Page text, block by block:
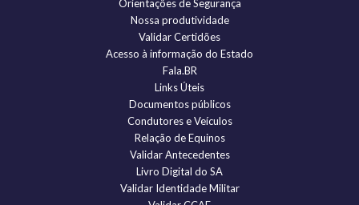
Orientações de Segurança
Nossa produtividade
Validar Certidões
Acesso à informação do Estado
Fala.BR
Links Úteis
Documentos públicos
Condutores e Veículos
Relação de Equinos
Validar Antecedentes
Livro Digital do SA
Validar Identidade Militar